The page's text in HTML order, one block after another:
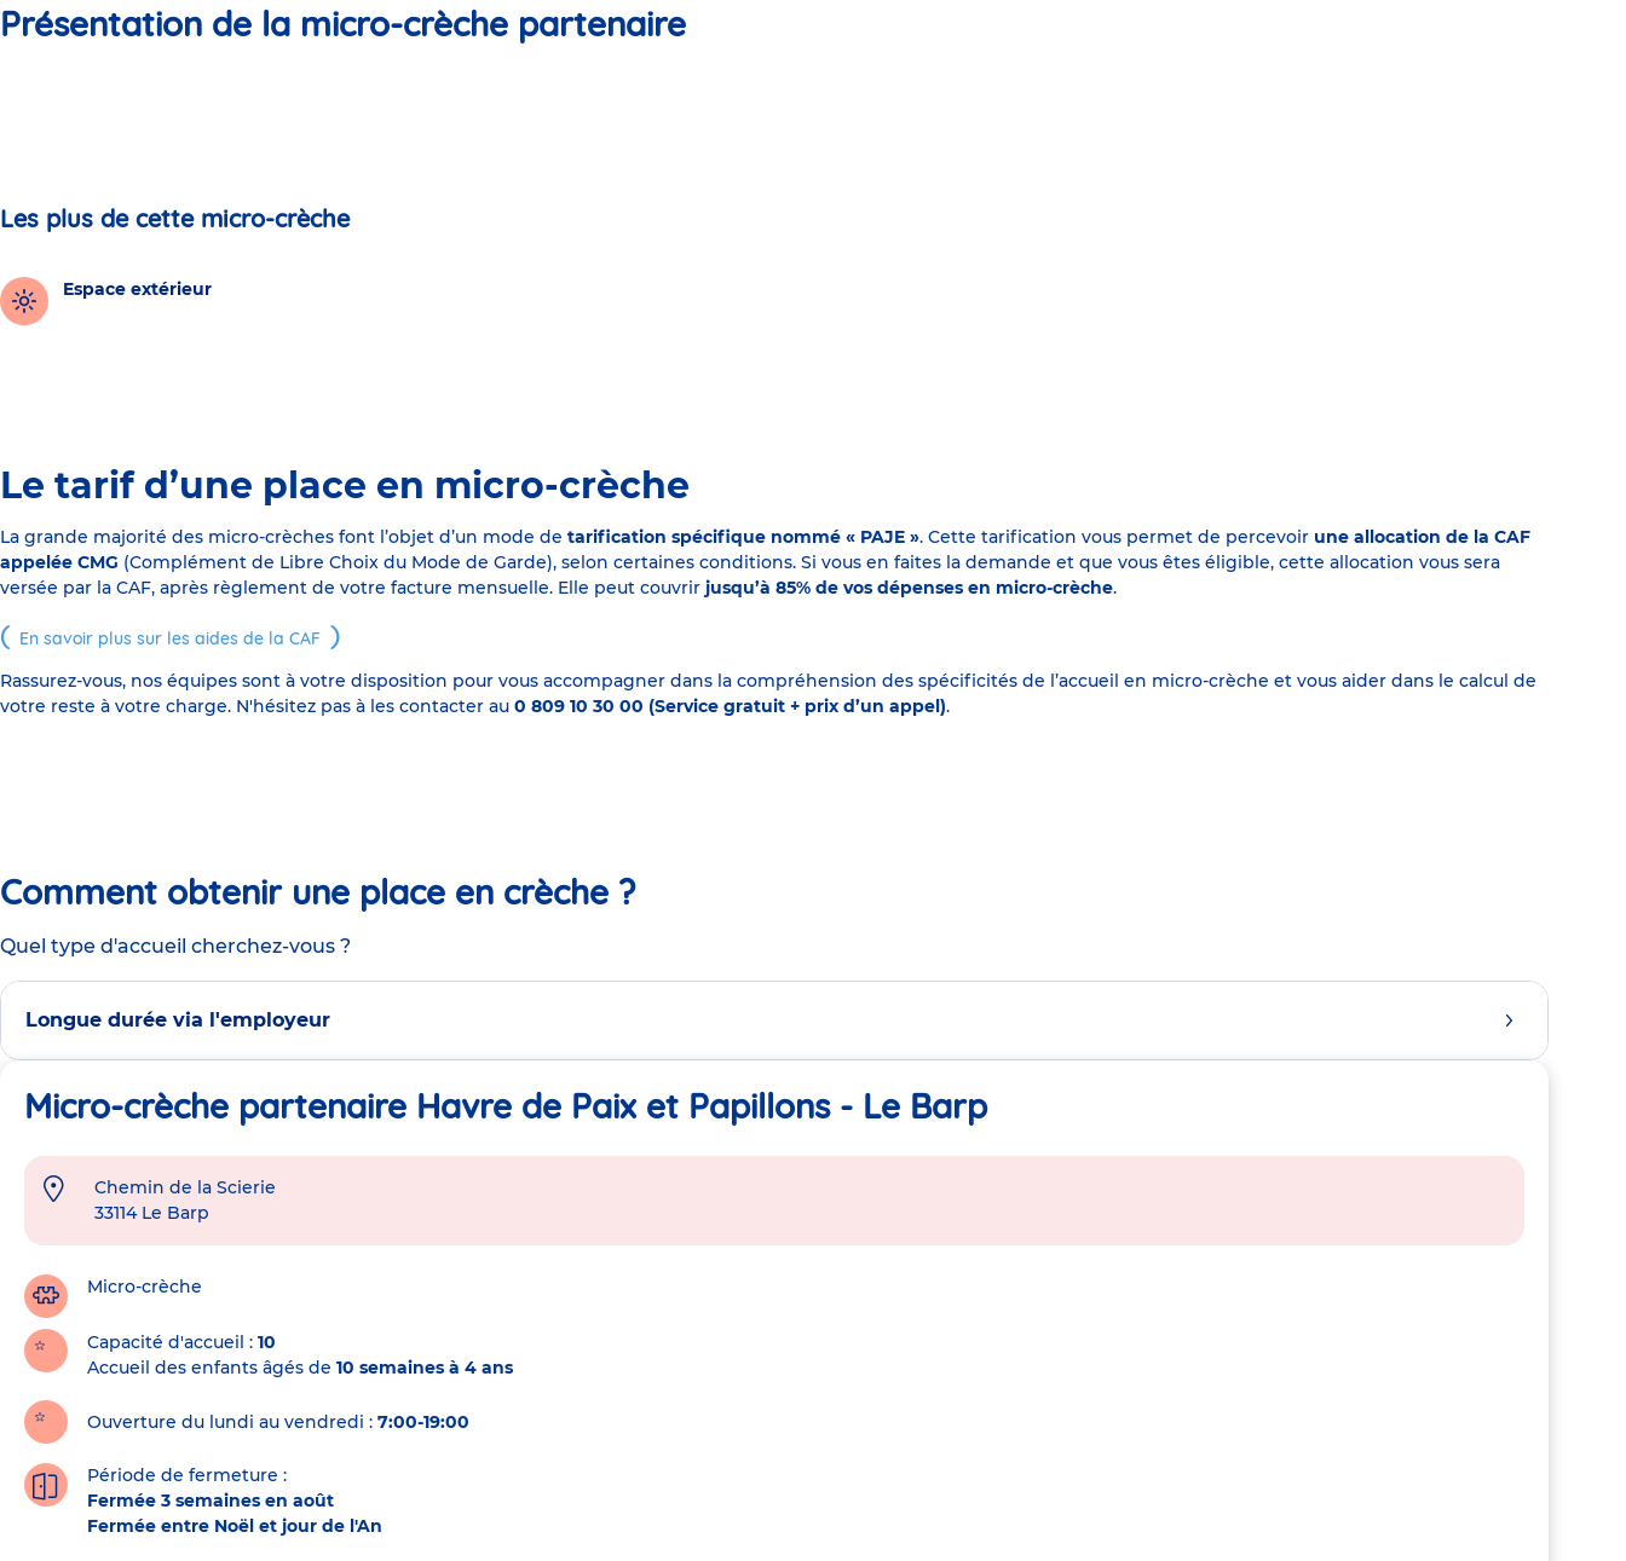
Présentation de la micro-crèche partenaire
Les plus de cette micro-crèche
Espace extérieur
Le tarif d’une place en micro-crèche
La grande majorité des micro-crèches font l’objet d’un mode de tarification spécifique nommé « PAJE ». Cette tarification vous permet de percevoir une allocation de la CAF
appelée CMG (Complément de Libre Choix du Mode de Garde), selon certaines conditions. Si vous en faites la demande et que vous êtes éligible, cette allocation vous sera
versée par la CAF, après règlement de votre facture mensuelle. Elle peut couvrir jusqu’à 85% de vos dépenses en micro-crèche.
En savoir plus sur les aides de la CAF
Rassurez-vous, nos équipes sont à votre disposition pour vous accompagner dans la compréhension des spécificités de l’accueil en micro-crèche et vous aider dans le calcul de
votre reste à votre charge. N'hésitez pas à les contacter au 0 809 10 30 00 (Service gratuit + prix d’un appel).
Comment obtenir une place en crèche ?
Quel type d'accueil cherchez-vous ?
Longue durée via l'employeur
Micro-crèche partenaire Havre de Paix et Papillons - Le Barp
Adresse
crèche
Chemin de la Scierie
33114 Le Barp
Micro-crèche
Capacité d'accueil
10
Accueil des enfants âgés de 10 semaines à 4 ans
Ouverture du lundi au vendredi : 7:00-19:00
Période de fermeture :
Fermée 3 semaines en août
Fermée entre Noël et jour de l'An